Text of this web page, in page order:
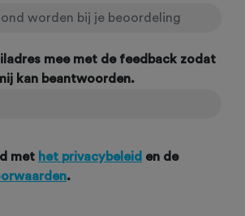
mee met de feedback zodat
kan beantwoorden.
met het privacybeleid en de
.